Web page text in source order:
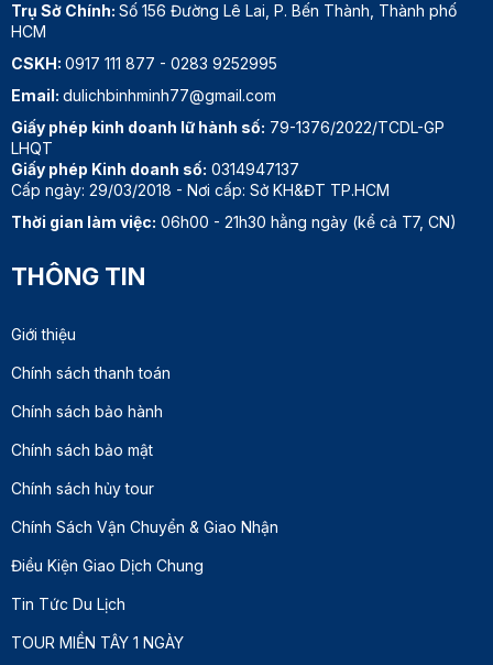
Trụ Sở Chính: Số 156 Đường Lê Lai, P. Bến Thành, Thành phố
HCM
CSKH: 0917 111 877 - 0283 9252995
Email: dulichbinhminh77@gmail.com
Giấy phép kinh doanh lữ hành số: 79-1376/2022/TCDL-GP
LHQT
Giấy phép Kinh doanh số: 0314947137
Cấp ngày: 29/03/2018 - Nơi cấp: Sở KH&ĐT TP.HCM
Thời gian làm việc: 06h00 - 21h30 hằng ngày (kể cả T7, CN)
THÔNG TIN
Giới thiệu
Chính sách thanh toán
Chính sách bảo hành
Chính sách bảo mật
Chính sách hủy tour
Chính Sách Vận Chuyển & Giao Nhận
Điều Kiện Giao Dịch Chung
Tin Tức Du Lịch
TOUR MIỀN TÂY 1 NGÀY